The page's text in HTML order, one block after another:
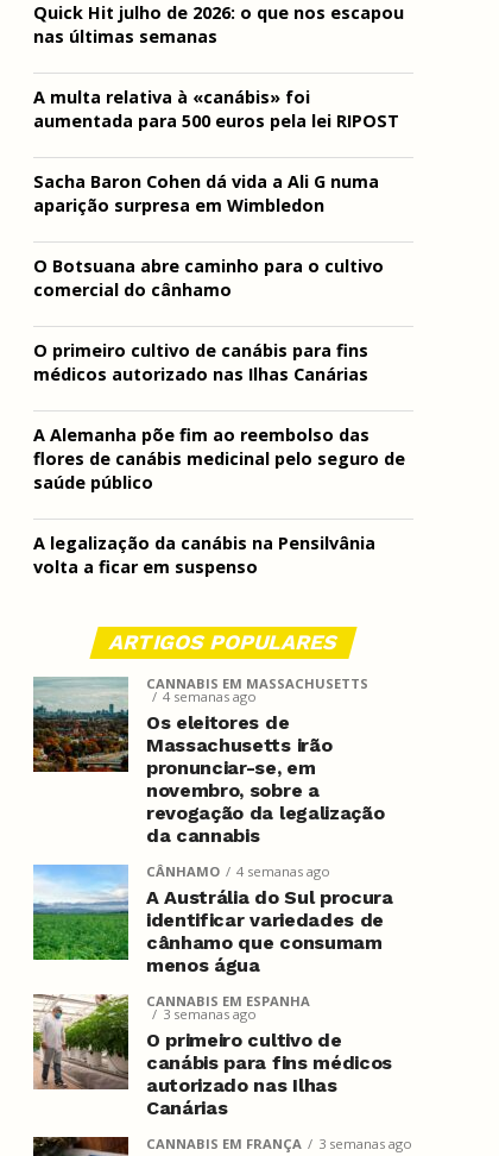
Quick Hit julho de 2026: o que nos escapou
nas últimas semanas
A multa relativa à «canábis» foi
aumentada para 500 euros pela lei RIPOST
Sacha Baron Cohen dá vida a Ali G numa
aparição surpresa em Wimbledon
O Botsuana abre caminho para o cultivo
comercial do cânhamo
O primeiro cultivo de canábis para fins
médicos autorizado nas Ilhas Canárias
A Alemanha põe fim ao reembolso das
flores de canábis medicinal pelo seguro de
saúde público
A legalização da canábis na Pensilvânia
volta a ficar em suspenso
ARTIGOS POPULARES
CANNABIS EM MASSACHUSETTS
4 semanas ago
Os eleitores de
Massachusetts irão
pronunciar-se, em
novembro, sobre a
revogação da legalização
da cannabis
CÂNHAMO 4 semanas ago
A Austrália do Sul procura
identificar variedades de
cânhamo que consumam
menos água
CANNABIS EM ESPANHA
3 semanas ago
O primeiro cultivo de
canábis para fins médicos
autorizado nas Ilhas
Canárias
CANNABIS EM FRANÇA 3 semanas ago